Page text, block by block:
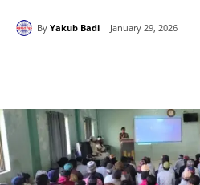
By Yakub Badi January 29, 2026